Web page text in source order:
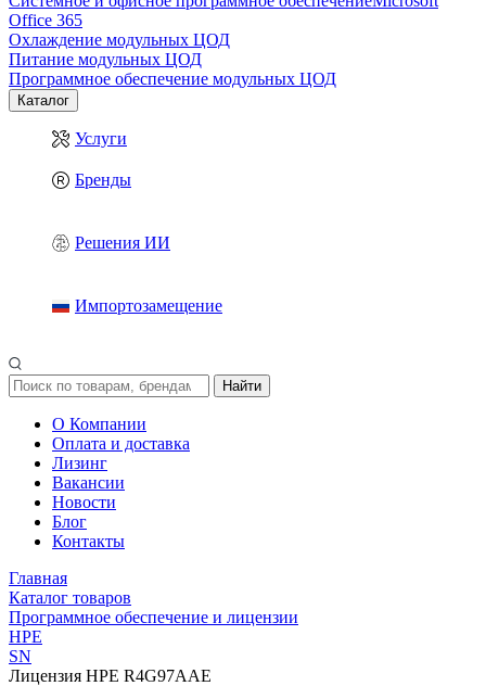
Office 365
Охлаждение модульных ЦОД
Питание модульных ЦОД
Программное обеспечение модульных ЦОД
Каталог
Услуги
Бренды
Решения ИИ
Импортозамещение
Найти
О Компании
Оплата и доставка
Лизинг
Вакансии
Новости
Блог
Контакты
Главная
Каталог товаров
Программное обеспечение и лицензии
HPE
SN
Лицензия HPE R4G97AAE